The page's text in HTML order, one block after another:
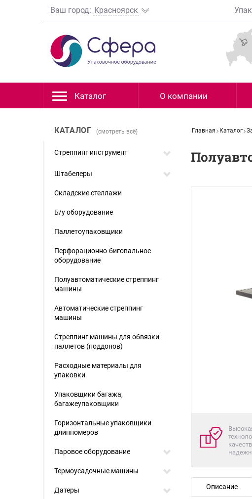
Ваш город: Красноярск
Каталог О компании
Главная Каталог
Описание
КАТАЛОГ (смотреть всё)
Стреппинг инструмент
Штабелеры
Складские стеллажи
Б/у оборудование
Паллетоупаковщики
Перфорационно-биговальное
оборудование
Полуавтоматические стреппинг
машины
Автоматические стреппинг
машины
Стреппинг машины для обвязки
паллетов (поддонов)
Расходные материалы для
упаковки
Упаковщики багажа,
багажеупаковщики
Горизонтальные упаковщики
длинномеров
Паровое оборудование
Термоусадочные машины
Датеры